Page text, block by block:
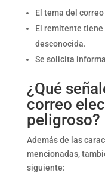
El tema del
El remitente
desconocida.
Se solicita
¿Qué
correo
peligroso?
Además de las
mencionadas,
siguiente: